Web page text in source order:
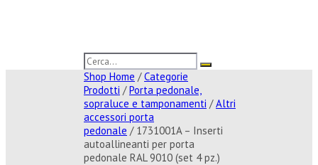
Shop Home /Categorie
Prodotti /Porta pedonale,
sopraluce e tamponamenti /Altri
accessori porta
pedonale / 1731001A – Inserti
autoallineanti per porta
pedonale RAL 9010 (set 4 pz.)